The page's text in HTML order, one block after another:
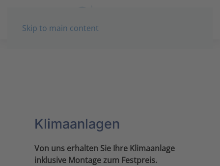
Skip to main content
Klimaanlagen
Von uns erhalten Sie Ihre Klima­anlage
in­klusive Mon­tage zum Fest­preis.